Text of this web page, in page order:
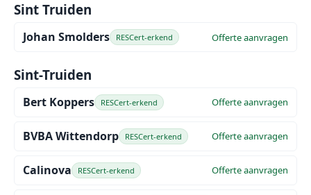
Sint Truiden
Johan Smolders RESCert-erkend Offerte aanvragen
Sint-Truiden
Bert Koppers RESCert-erkend Offerte aanvragen
BVBA Wittendorp RESCert-erkend Offerte aanvragen
Calinova RESCert-erkend Offerte aanvragen